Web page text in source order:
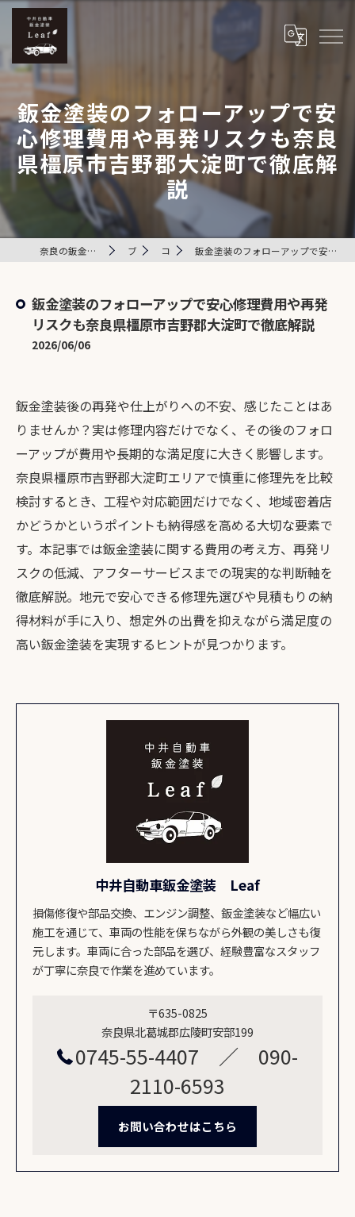
鈑金塗装のフォローアップで安
心修理費用や再発リスクも奈良
県橿原市吉野郡大淀町で徹底解
説
奈良の鈑金塗装は中井自動車鈑金塗装 Leaf ブログ コラム 鈑金塗装のフォローアップで安心修理費用や再発リスクも奈良県橿原市吉野郡大淀町で徹底解説
鈑金塗装のフォローアップで安心修理費用や再発
リスクも奈良県橿原市吉野郡大淀町で徹底解説
2026/06/06
鈑金塗装後の再発や仕上がりへの不安、感じたことはあ
りませんか？実は修理内容だけでなく、その後のフォロ
ーアップが費用や長期的な満足度に大きく影響します。
奈良県橿原市吉野郡大淀町エリアで慎重に修理先を比較
検討するとき、工程や対応範囲だけでなく、地域密着店
かどうかというポイントも納得感を高める大切な要素で
す。本記事では鈑金塗装に関する費用の考え方、再発リ
スクの低減、アフターサービスまでの現実的な判断軸を
徹底解説。地元で安心できる修理先選びや見積もりの納
得材料が手に入り、想定外の出費を抑えながら満足度の
高い鈑金塗装を実現するヒントが見つかります。
中井自動車鈑金塗装 Leaf
損傷修復や部品交換、エンジン調整、鈑金塗装など幅広い
施工を通じて、車両の性能を保ちながら外観の美しさも復
元します。車両に合った部品を選び、経験豊富なスタッフ
が丁寧に奈良で作業を進めています。
〒635-0825
奈良県北葛城郡広陵町安部199
0745-55-4407 ／ 090-
2110-6593
お問い合わせはこちら